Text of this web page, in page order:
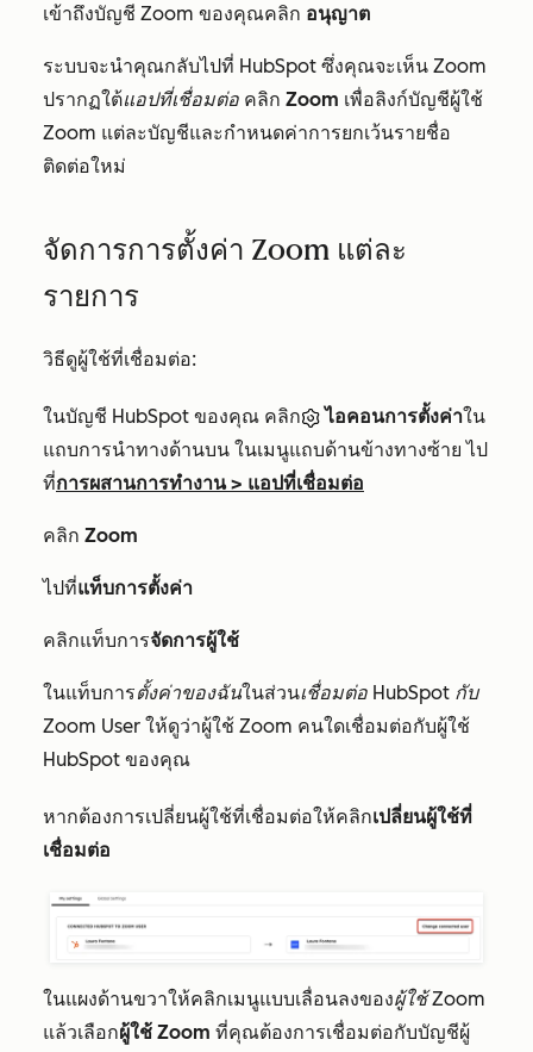
เข้าถึงบัญชี Zoom ของคุณคลิก อนุญาต
ระบบจะนำคุณกลับไปที่ HubSpot ซึ่งคุณจะเห็น Zoom
ปรากฏใต้แอปที่เชื่อมต่อ คลิก Zoom เพื่อลิงก์บัญชีผู้ใช้
Zoom แต่ละบัญชีและกำหนดค่าการยกเว้นรายชื่อ
ติดต่อใหม่
จัดการการตั้งค่า Zoom แต่ละ
รายการ
วิธีดูผู้ใช้ที่เชื่อมต่อ:
ในบัญชี HubSpot ของคุณ คลิก ไอคอนการตั้งค่าใน
แถบการนำทางด้านบน ในเมนูแถบด้านข้างทางซ้าย ไป
ที่การผสานการทำงาน> แอปที่เชื่อมต่อ
คลิก Zoom
ไปที่แท็บการตั้งค่า
คลิกแท็บการจัดการผู้ใช้
ในแท็บการตั้งค่าของฉันในส่วนเชื่อมต่อ HubSpot กับ
Zoom User ให้ดูว่าผู้ใช้ Zoom คนใดเชื่อมต่อกับผู้ใช้
HubSpot ของคุณ
หากต้องการเปลี่ยนผู้ใช้ที่เชื่อมต่อให้คลิกเปลี่ยนผู้ใช้ที่
เชื่อมต่อ
ในแผงด้านขวาให้คลิกเมนูแบบเลื่อนลงของผู้ใช้ Zoom
แล้วเลือกผู้ใช้ Zoom ที่คุณต้องการเชื่อมต่อกับบัญชีผู้